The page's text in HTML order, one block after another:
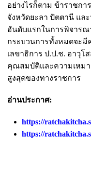
อย่างไรก็ตาม ข้าราชก
จังหวัดยะลา ปัตตานี แล
อันดับแรกในการพิจารณ
กระบวนการทั้งหมดจะ
เลขาธิการ ป.ป.ช. อาวุโ
คุณสมบัติและความเหมา
สูงสุดของทางราชการ
อ่านประกาศ:
https://
https://